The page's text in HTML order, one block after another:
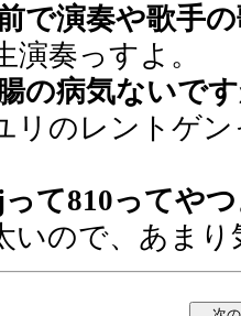
で演奏や歌手
奏っすよ。
の病気ないで
のレントゲン
って810ってや
ので、あまり